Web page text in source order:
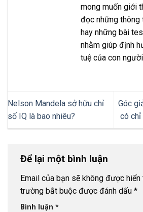
mong muốn giới
đọc những thông
hay những bài
nhằm giúp định
tuệ của con
Nelson Mandela sở hữu chỉ
số IQ là bao nhiêu?
Góc
có chỉ
Để lại một bình luận
Email của bạn sẽ không được hiển
trường bắt buộc được đánh dấu *
Bình luận *